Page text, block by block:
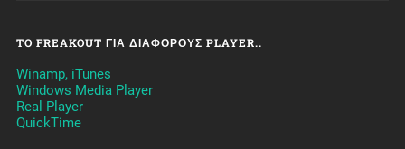
TO FREAKOUT ΓΙΑ ΔΙΆΦΟΡΟΥΣ PLAYER..
Winamp, iTunes
Windows Media Player
Real Player
QuickTime